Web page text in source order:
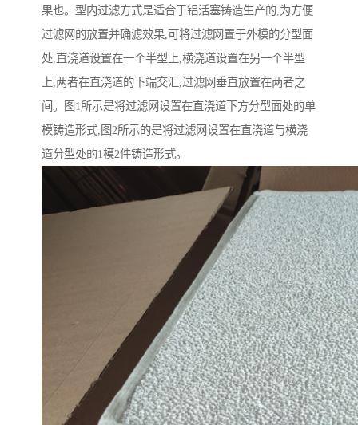
果也。型内过滤方式是适合于铝活塞铸造生产的,为方便
过滤网的放置并确滤效果,可将过滤网置于外模的分型面
处,直浇道设置在一个半型上,横浇道设置在另一个半型
上,两者在直浇道的下端交汇,过滤网垂直放置在两者之
间。图1所示是将过滤网设置在直浇道下方分型面处的单
模铸造形式,图2所示的是将过滤网设置在直浇道与横浇
道分型处的1模2件铸造形式。